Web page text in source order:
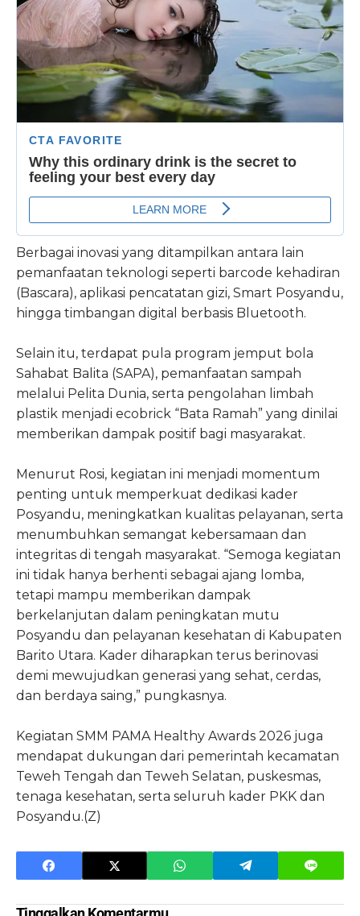
Berbagai inovasi yang ditampilkan antara lain
pemanfaatan teknologi seperti barcode kehadiran
(Bascara), aplikasi pencatatan gizi, Smart Posyandu,
hingga timbangan digital berbasis Bluetooth.
Selain itu, terdapat pula program jemput bola
Sahabat Balita (SAPA), pemanfaatan sampah
melalui Pelita Dunia, serta pengolahan limbah
plastik menjadi ecobrick “Bata Ramah” yang dinilai
memberikan dampak positif bagi masyarakat.
Menurut Rosi, kegiatan ini menjadi momentum
penting untuk memperkuat dedikasi kader
Posyandu, meningkatkan kualitas pelayanan, serta
menumbuhkan semangat kebersamaan dan
integritas di tengah masyarakat. “Semoga kegiatan
ini tidak hanya berhenti sebagai ajang lomba,
tetapi mampu memberikan dampak
berkelanjutan dalam peningkatan mutu
Posyandu dan pelayanan kesehatan di Kabupaten
Barito Utara. Kader diharapkan terus berinovasi
demi mewujudkan generasi yang sehat, cerdas,
dan berdaya saing,” pungkasnya.
Kegiatan SMM PAMA Healthy Awards 2026 juga
mendapat dukungan dari pemerintah kecamatan
Teweh Tengah dan Teweh Selatan, puskesmas,
tenaga kesehatan, serta seluruh kader PKK dan
Posyandu.(Z)